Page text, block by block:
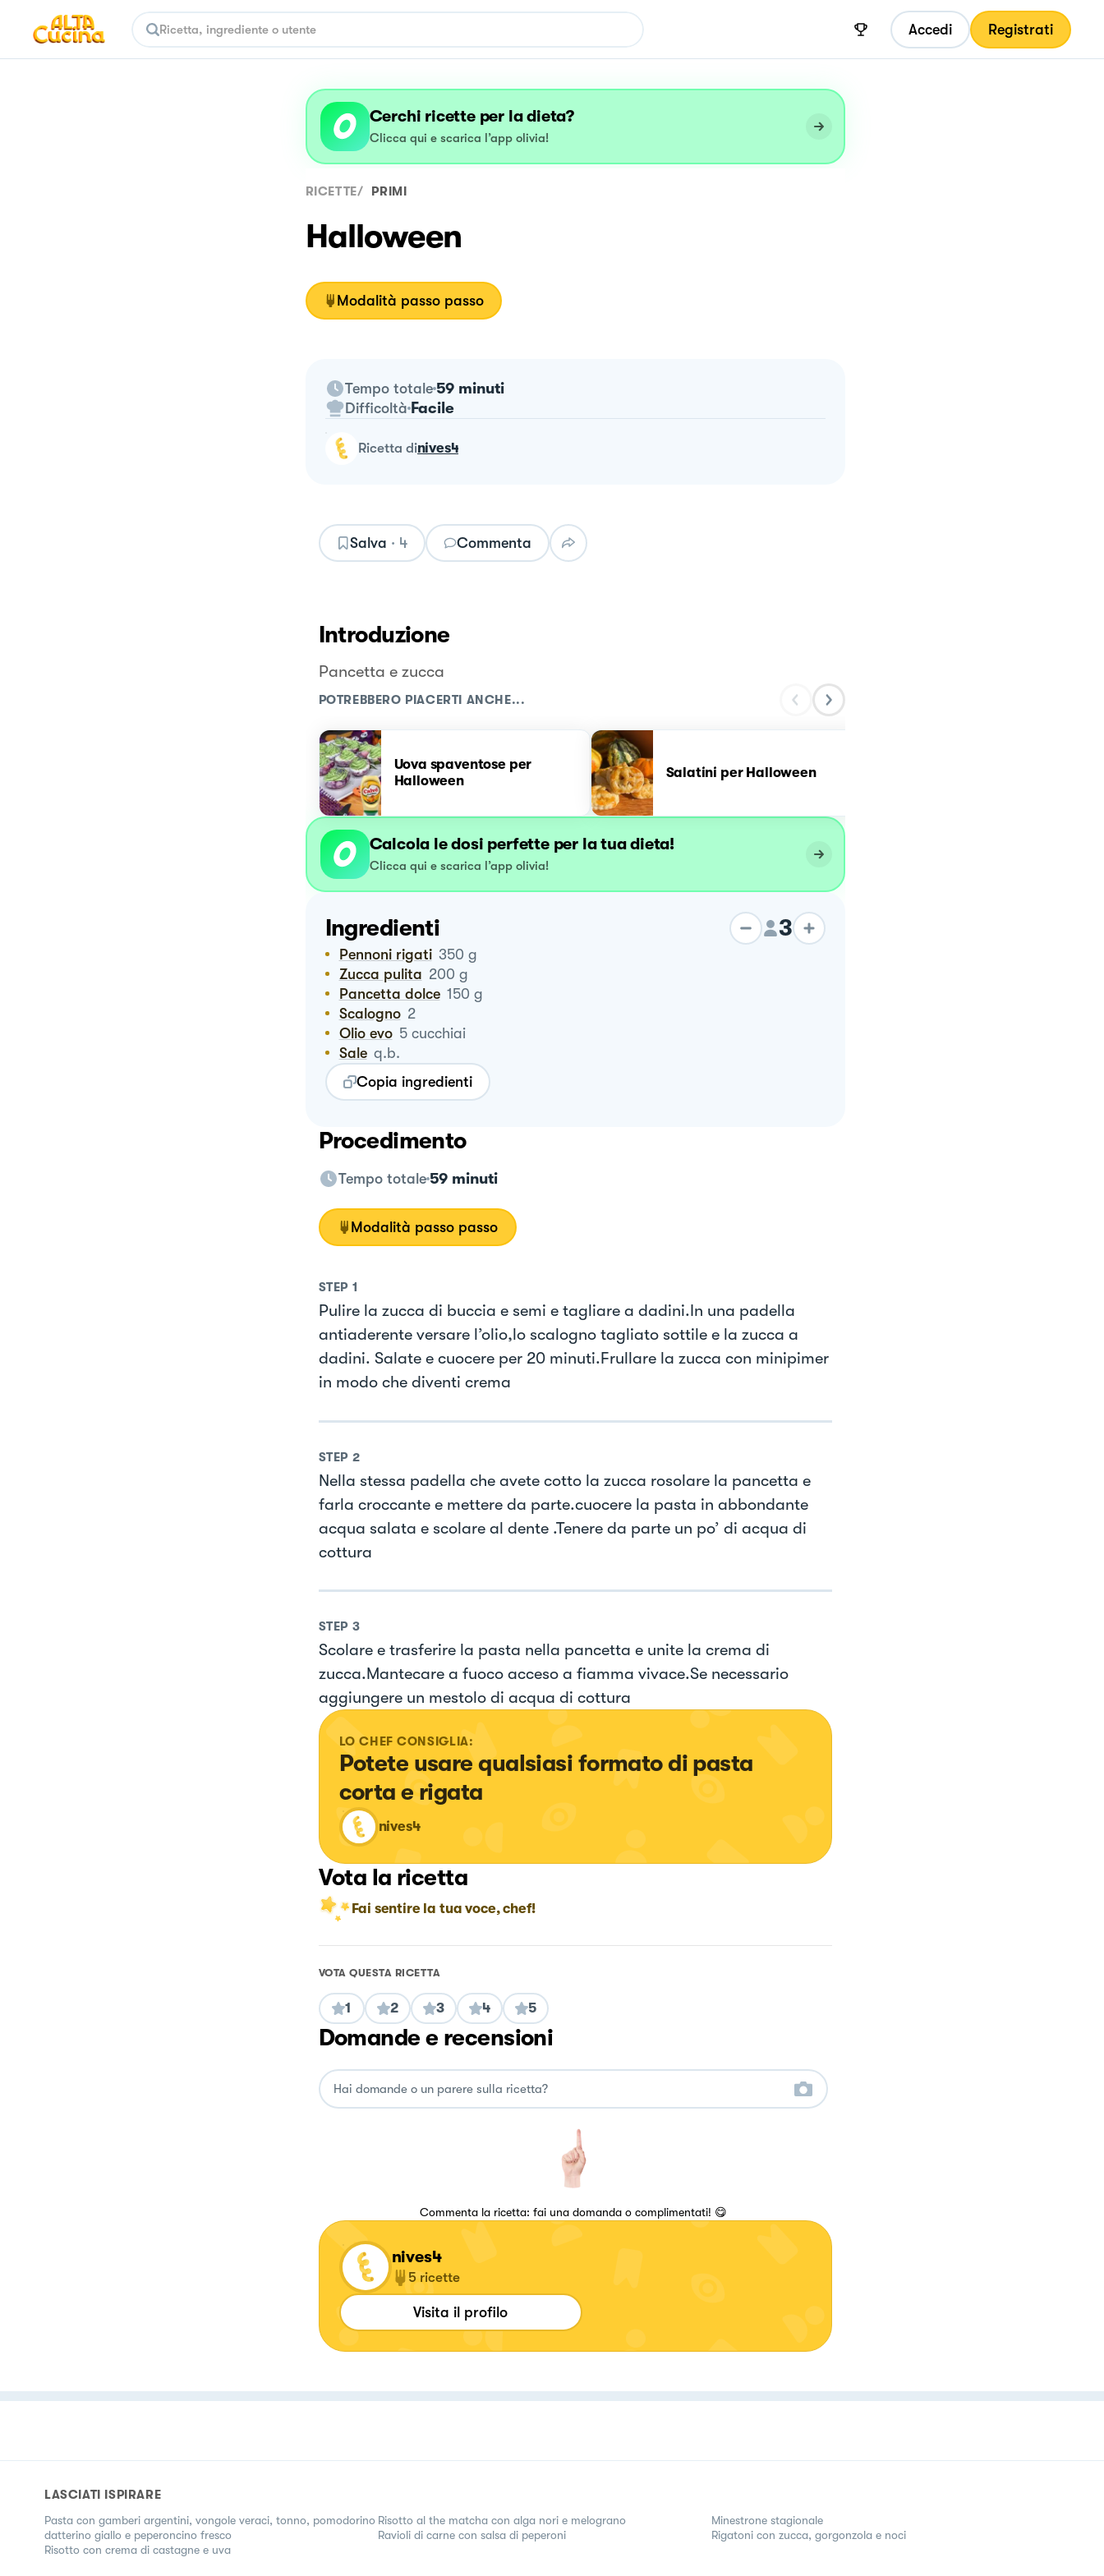
Accedi Registrati
Cerchi ricette per la dieta?
Clicca qui e scarica l’app olivia!
RICETTE/ PRIMI
Halloween
Modalità passo passo
Tempo totale 59 minuti
Difficoltà Facile
ricetta dinives4
Salva · 4 Commenta
Introduzione
Pancetta e zucca
POTREBBERO PIACERTI ANCHE...
Uova spaventose per
Halloween
Salatini per Halloween
Calcola le dosi perfette per la tua dieta!
Clicca qui e scarica l’app olivia!
Ingredienti 3
Pennoni rigati 350 g
Zucca pulita 200 g
Pancetta dolce 150 g
Scalogno 2
Olio evo 5 cucchiai
Sale q.b.
Copia ingredienti
Procedimento
Tempo totale 59 minuti
Modalità passo passo
STEP 1
Pulire la zucca di buccia e semi e tagliare a dadini.In una padella
antiaderente versare l’olio,lo scalogno tagliato sottile e la zucca a
dadini. Salate e cuocere per 20 minuti.Frullare la zucca con minipimer
in modo che diventi crema
STEP 2
Nella stessa padella che avete cotto la zucca rosolare la pancetta e
farla croccante e mettere da parte.cuocere la pasta in abbondante
acqua salata e scolare al dente .Tenere da parte un po’ di acqua di
cottura
STEP 3
Scolare e trasferire la pasta nella pancetta e unite la crema di
zucca.Mantecare a fuoco acceso a fiamma vivace.Se necessario
aggiungere un mestolo di acqua di cottura
LO CHEF CONSIGLIA:
Potete usare qualsiasi formato di pasta
corta e rigata
nives4
Vota la ricetta
Fai sentire la tua voce, chef!
VOTA QUESTA RICETTA
1 2 3 4 5
Domande e recensioni
Commenta la ricetta: fai una domanda o complimentati! 😋
nives4
5 ricette
Visita il profilo
LASCIATI ISPIRARE
Pasta con gamberi argentini, vongole veraci, tonno, pomodorino
datterino giallo e peperoncino fresco
Risotto con crema di castagne e uva
Risotto al the matcha con alga nori e melograno
Ravioli di carne con salsa di peperoni
Minestrone stagionale
Rigatoni con zucca, gorgonzola e noci